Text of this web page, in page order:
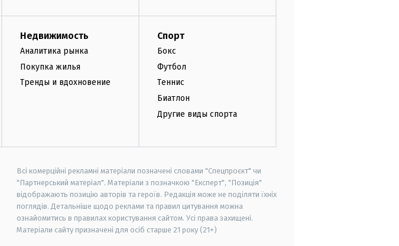
Недвижимость
Аналитика рынка
Покупка жилья
Тренды и вдохновение
Спорт
Бокс
Футбол
Теннис
Биатлон
Другие виды спорта
Всі комерційні рекламні матеріали позначені словами "Спецпроєкт" чи
"Партнерський матеріал". Матеріали з позначкою "Експерт", "Позиція"
відображають позицію авторів та героїв. Редакція може не поділяти їхніх
поглядів. Детальніше щодо реклами та правил цитування можна
ознайомитись в правилах користування сайтом. Усі права захищені.
Матеріали сайту призначені для осіб старше 21 року (21+)